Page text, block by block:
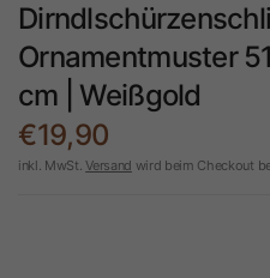
Ornamentmuster
cm | Weißgold
€19,90
inkl. MwSt.Versand wird beim Checkout